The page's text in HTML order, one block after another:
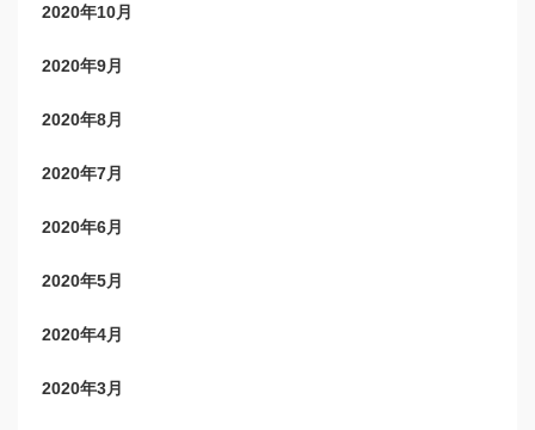
2020年10月
2020年9月
2020年8月
2020年7月
2020年6月
2020年5月
2020年4月
2020年3月